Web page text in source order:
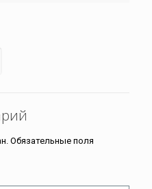
Обязательные поля